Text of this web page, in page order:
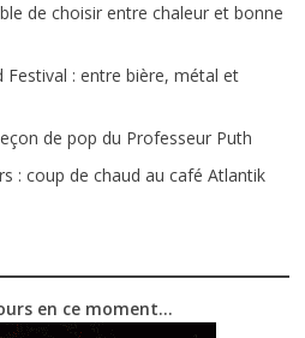
de choisir entre chaleur et bonne
: entre bière, métal et
de pop du Professeur Puth
: coup de chaud au café Atlantik
en ce moment…